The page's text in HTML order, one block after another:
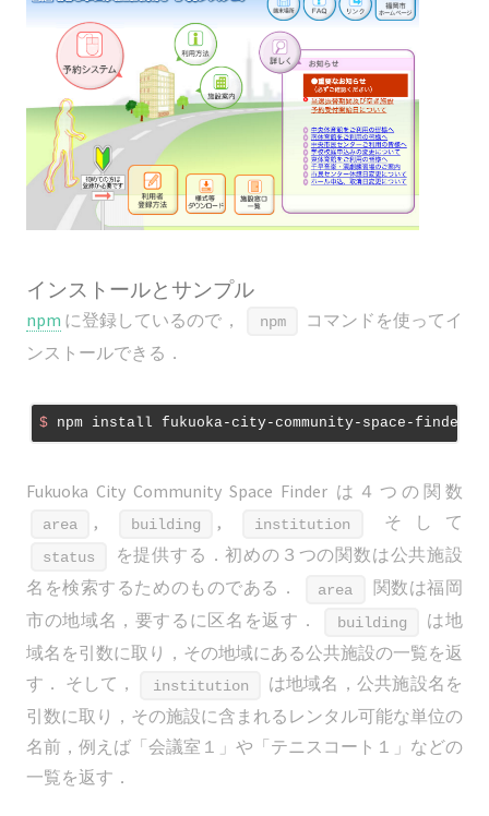
インストールとサンプル
npm に登録しているので， npm
コマンドを使ってイ
ンストールできる．
$ npm install fukuoka-city-community-space-finder
Fukuoka City Community Space Finder は４つの関数
area , building , institution そして
status
を提供する．初めの３つの関数は公共施設
名を検索するためのものである．
area
関数は福岡
市の地域名，要するに区名を返す．
building
は地
域名を引数に取り，その地域にある公共施設の一覧を返
す． そして，
institution
は地域名，公共施設名を
引数に取り，その施設に含まれるレンタル可能な単位の
名前，例えば「会議室１」や「テニスコート１」などの
一覧を返す．